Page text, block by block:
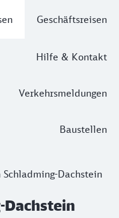
Geschäftsreisen
Hilfe & Kontakt
Verkehrsmeldungen
Baustellen
Dachstein
Dachstein